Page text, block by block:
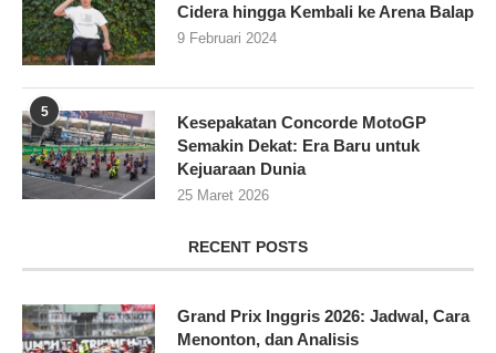
Cidera hingga Kembali ke Arena Balap
9 Februari 2024
5
Kesepakatan Concorde MotoGP
Semakin Dekat: Era Baru untuk
Kejuaraan Dunia
25 Maret 2026
RECENT POSTS
Grand Prix Inggris 2026: Jadwal, Cara
Menonton, dan Analisis